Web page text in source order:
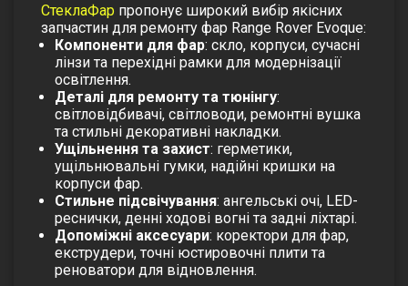
СтеклаФар пропонує широкий вибір якісних
запчастин для ремонту фар Range Rover Evoque:
Компоненти для фар: скло, корпуси, сучасні
лінзи та перехідні рамки для модернізації
освітлення.
Деталі для ремонту та тюнінгу:
світловідбивачі, світловоди, ремонтні вушка
та стильні декоративні накладки.
Ущільнення та захист: герметики,
ущільнювальні гумки, надійні кришки на
корпуси фар.
Стильне підсвічування: ангельські очі, LED-
реснички, денні ходові вогні та задні ліхтарі.
Допоміжні аксесуари: коректори для фар,
екструдери, точні юстировочні плити та
реноватори для відновлення.